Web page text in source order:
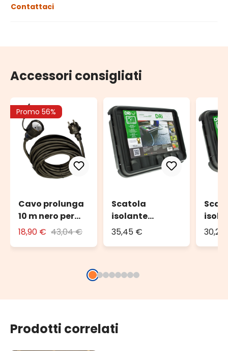
Contattaci
Accessori consigliati
Promo 56%
Cavo prolunga
10 m nero per
esterno
18,90 € 43,04 €
Scatola
isolante
DRiBOX, 330 x
35,45 €
Prodotti correlati